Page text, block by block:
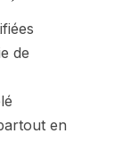
de
en